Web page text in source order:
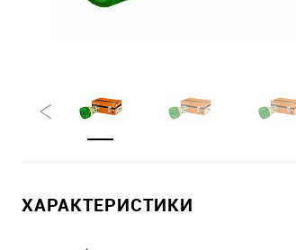
ХАРАКТЕРИСТИКИ